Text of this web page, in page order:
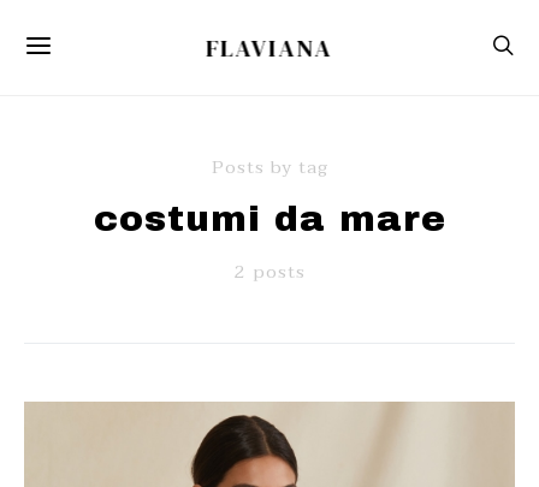
FLAVIANA
Posts by tag
costumi da mare
2 posts